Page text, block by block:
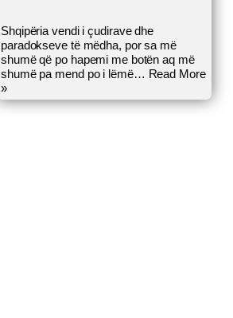
Shqipëria vendi i çudirave dhe
paradokseve të mëdha, por sa më
shumë që po hapemi me botën aq më
shumë pa mend po i lëmë… Read More
»